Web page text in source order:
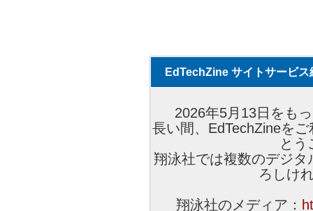
EdTechZine サイトサービス
2026年5月13日をも
長い間、EdTechZineを
とう
翔泳社では複数のデジ
ろしけ
翔泳社のメディア：